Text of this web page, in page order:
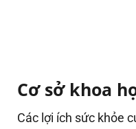
Cơ sở khoa
Các lợi ích sức khỏe